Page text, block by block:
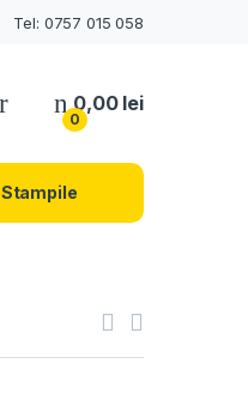
Tel: 0757 015 058
0
0,00 lei
Stampile